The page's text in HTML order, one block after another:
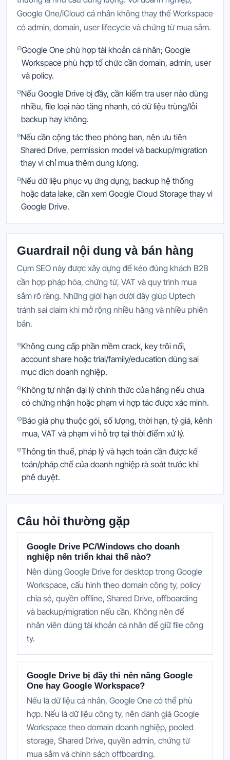
Google One/iCloud cá nhân không thay thế Workspace
có admin, domain, user lifecycle và chứng từ mua sắm.
Google One phù hợp tài khoản cá nhân; Google
Workspace phù hợp tổ chức cần domain, admin, user
và policy.
Nếu Google Drive bị đầy, cần kiểm tra user nào dùng
nhiều, file loại nào tăng nhanh, có dữ liệu trùng/lỗi
backup hay không.
Nếu cần cộng tác theo phòng ban, nên ưu tiên
Shared Drive, permission model và backup/migration
thay vì chỉ mua thêm dung lượng.
Nếu dữ liệu phục vụ ứng dụng, backup hệ thống
hoặc data lake, cần xem Google Cloud Storage thay vì
Google Drive.
Guardrail nội dung và bán hàng
Cụm SEO này được xây dựng để kéo đúng khách B2B
cần hợp pháp hóa, chứng từ, VAT và quy trình mua
sắm rõ ràng. Những giới hạn dưới đây giúp Uptech
tránh sai claim khi mở rộng nhiều hãng và nhiều phiên
bản.
Không cung cấp phần mềm crack, key trôi nổi,
account share hoặc trial/family/education dùng sai
mục đích doanh nghiệp.
Không tự nhận đại lý chính thức của hãng nếu chưa
có chứng nhận hoặc phạm vi hợp tác được xác minh.
Báo giá phụ thuộc gói, số lượng, thời hạn, tỷ giá, kênh
mua, VAT và phạm vi hỗ trợ tại thời điểm xử lý.
Thông tin thuế, pháp lý và hạch toán cần được kế
toán/pháp chế của doanh nghiệp rà soát trước khi
phê duyệt.
Câu hỏi thường gặp
Google Drive PC/Windows cho doanh
nghiệp nên triển khai thế nào?
Nên dùng Google Drive for desktop trong Google
Workspace, cấu hình theo domain công ty, policy
chia sẻ, quyền offline, Shared Drive, offboarding
và backup/migration nếu cần. Không nên để
nhân viên dùng tài khoản cá nhân để giữ file công
ty.
Google Drive bị đầy thì nên nâng Google
One hay Google Workspace?
Nếu là dữ liệu cá nhân, Google One có thể phù
hợp. Nếu là dữ liệu công ty, nên đánh giá Google
Workspace theo domain doanh nghiệp, pooled
storage, Shared Drive, quyền admin, chứng từ
mua sắm và chính sách offboarding.